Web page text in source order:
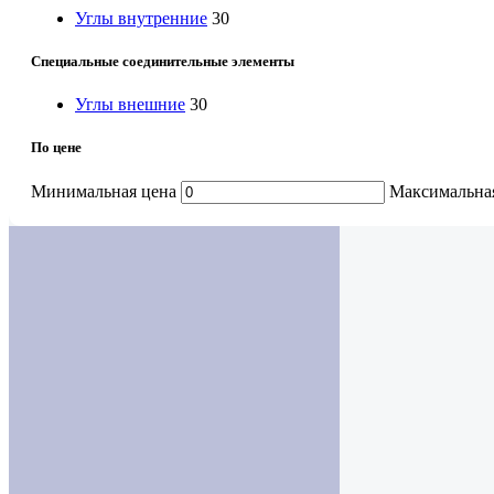
Углы внутренние 30
Специальные соединительные элементы
Углы внешние 30
По цене
Минимальная цена